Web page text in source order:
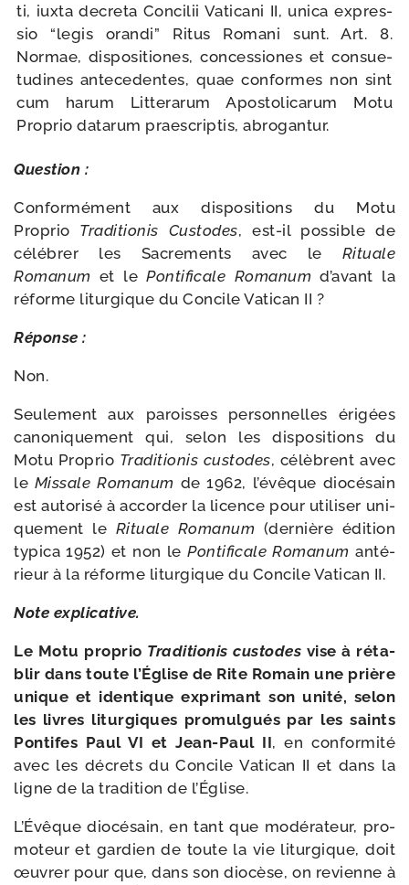
ti, iux­ta decre­ta Concilii Vaticani II, uni­ca expres­
sio “legis oran­di” Ritus Romani sunt. Art. 8.
Normae, dis­po­si­tiones, conces­siones et consue­
tu­dines ante­ce­dentes, quae conformes non sint
cum harum Litterarum Apostolicarum Motu
Proprio data­rum praes­crip­tis, abrogantur.
Question :
Conformément aux dis­po­si­tions du Motu
Proprio Traditionis Custodes, est-​il pos­sible de
célé­brer les Sacrements avec le Rituale
Romanum et lePontificale Romanum d’avant la
réforme litur­gique du Concile Vatican II ?
Réponse :
Non.
Seulement aux paroisses per­son­nelles éri­gées
cano­ni­que­ment qui, selon les dis­po­si­tions du
Motu Proprio Traditionis cus­todes, célèbrent avec
le Missale Romanum de 1962, l’évêque dio­cé­sain
est auto­ri­sé à accor­der la licence pour uti­li­ser uni­
que­ment le Rituale Romanum (der­nière édi­tion
typi­ca 1952) et non lePontificale Romanum anté­
rieur à la réforme litur­gique du Concile Vatican II.
Note expli­ca­tive.
Le Motu pro­prio Traditionis cus­todes vise à réta­
blir dans toute l’Église de Rite Romain une prière
unique et iden­tique expri­mant son uni­té, selon
les livres litur­giques pro­mul­gués par les saints
Pontifes Paul VI et Jean-​Paul II, en confor­mi­té
avec les décrets du Concile Vatican II et dans la
ligne de la tra­di­tion de l’Église.
L’Évêque dio­cé­sain, en tant que modé­ra­teur, pro­
mo­teur et gar­dien de toute la vie litur­gique, doit
œuvrer pour que, dans son dio­cèse, on revienne à